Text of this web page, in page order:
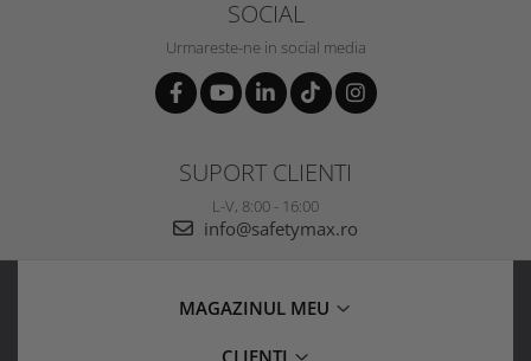
SOCIAL
Urmareste-ne in social media
SUPORT CLIENTI
L-V, 8:00 - 16:00
info@safetymax.ro
MAGAZINUL MEU